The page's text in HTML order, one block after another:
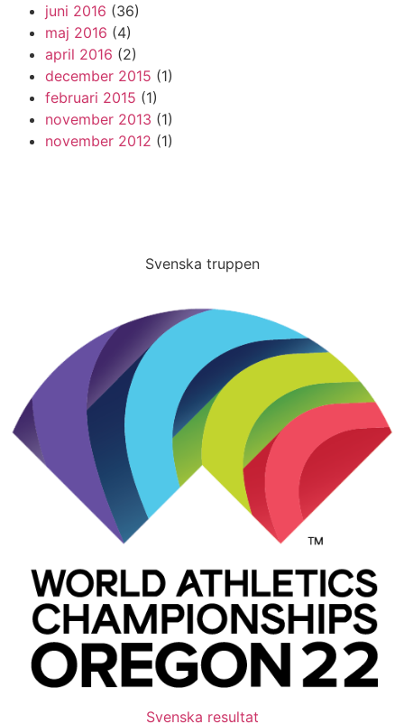
juni 2016 (36)
maj 2016 (4)
april 2016 (2)
december 2015 (1)
februari 2015 (1)
november 2013 (1)
november 2012 (1)
Svenska truppen
Svenska resultat